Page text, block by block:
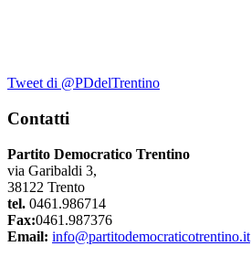
Tweet di @PDdelTrentino
Contatti
Partito Democratico Trentino
via Garibaldi 3,
38122 Trento
tel. 0461.986714
Fax:0461.987376
Email: info@partitodemocraticotrentino.it